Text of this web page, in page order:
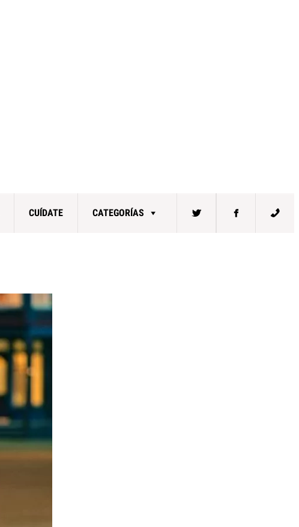
CUÍDATE CATEGORÍAS